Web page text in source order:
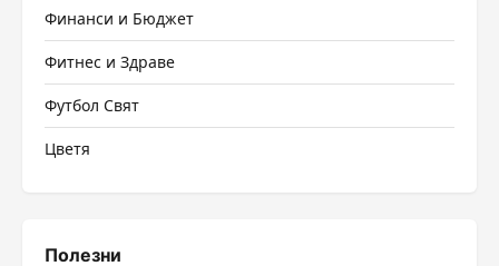
Финанси и Бюджет
Фитнес и Здраве
Футбол Свят
Цветя
Полезни